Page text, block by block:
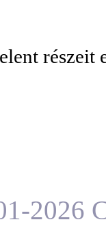
2026